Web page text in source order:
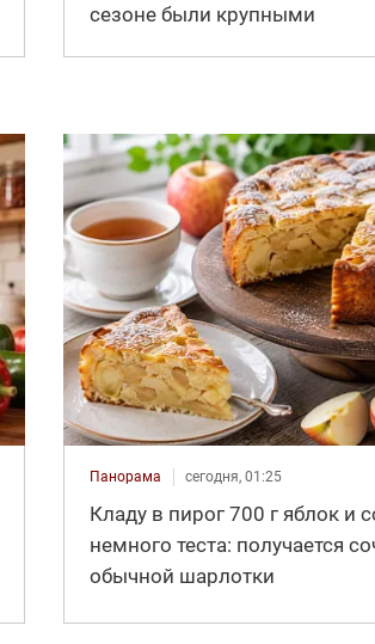
сезоне были крупными
Панорама сегодня, 01:25
Кладу в пирог 700 г яблок и
немного теста: получается
обычной шарлотки